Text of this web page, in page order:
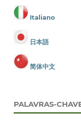
Italiano
日本語
简体中文
PALAVRAS-